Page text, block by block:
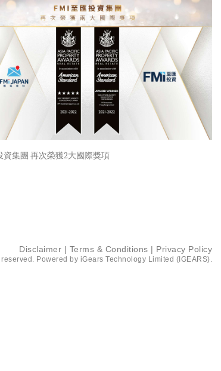
資集團 再次榮獲2大國際獎項
Disclaimer | Terms & Conditions | Privacy Policy
Powered by iGears Technology Limited (IGEARS).